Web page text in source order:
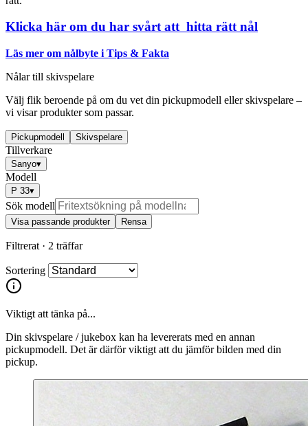
Klicka här om du har svårt att hitta rätt nål
Läs mer om nålbyte i Tips & Fakta
Nålar till skivspelare
Välj flik beroende på om du vet din pickupmodell eller skivspelare –
vi visar produkter som passar.
Pickupmodell Skivspelare
Tillverkare
Sanyo▾
Modell
P 33▾
Sök modell
Visa passande produkter Rensa
Filtrerat · 2 träffar
Sortering
Viktigt att tänka på...
Din skivspelare / jukebox kan ha levererats med en annan
pickupmodell. Det är därför viktigt att du jämför bilden med din
pickup.